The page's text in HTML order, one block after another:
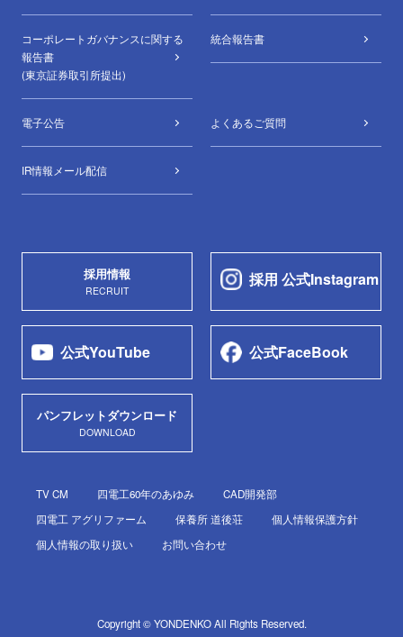
コーポレートガバナンスに関する
報告書
(東京証券取引所提出)
統合報告書
電子公告 よくあるご質問
IR情報メール配信
採用情報
RECRUIT
採用 公式Instagram
公式YouTube 公式FaceBook
パンフレットダウンロード
DOWNLOAD
TV CM 四電工60年のあゆみ
CAD開発部
四電工 アグリファーム
保養所 道後荘
個人情報保護方針
個人情報の取り扱い
お問い合わせ
Copyright © YONDENKO All Rights Reserved.